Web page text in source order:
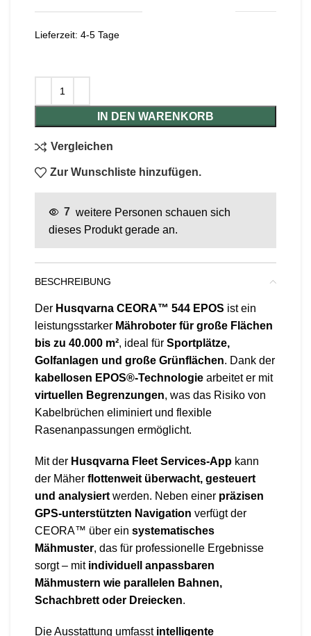
Lieferzeit: 4-5 Tage
IN DEN WARENKORB
Vergleichen
Zur Wunschliste hinzufügen.
7 weitere Personen schauen sich
dieses Produkt gerade an.
BESCHREIBUNG
Der Husqvarna CEORA™ 544 EPOS ist ein
leistungsstarker Mähroboter für große Flächen
bis zu 40.000 m², ideal für Sportplätze,
Golfanlagen und große Grünflächen. Dank der
kabellosen EPOS®-Technologie arbeitet er mit
virtuellen Begrenzungen, was das Risiko von
Kabelbrüchen eliminiert und flexible
Rasenanpassungen ermöglicht.
Mit der Husqvarna Fleet Services-App kann
der Mäher flottenweit überwacht, gesteuert
und analysiert werden. Neben einer präzisen
GPS-unterstützten Navigation verfügt der
CEORA™ über ein systematisches
Mähmuster, das für professionelle Ergebnisse
sorgt – mit individuell anpassbaren
Mähmustern wie parallelen Bahnen,
Schachbrett oder Dreiecken.
Die Ausstattung umfasst intelligente